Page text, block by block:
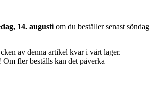
14. augusti om du beställer senast söndag
av denna artikel kvar i vårt lager.
fler beställs kan det påverka